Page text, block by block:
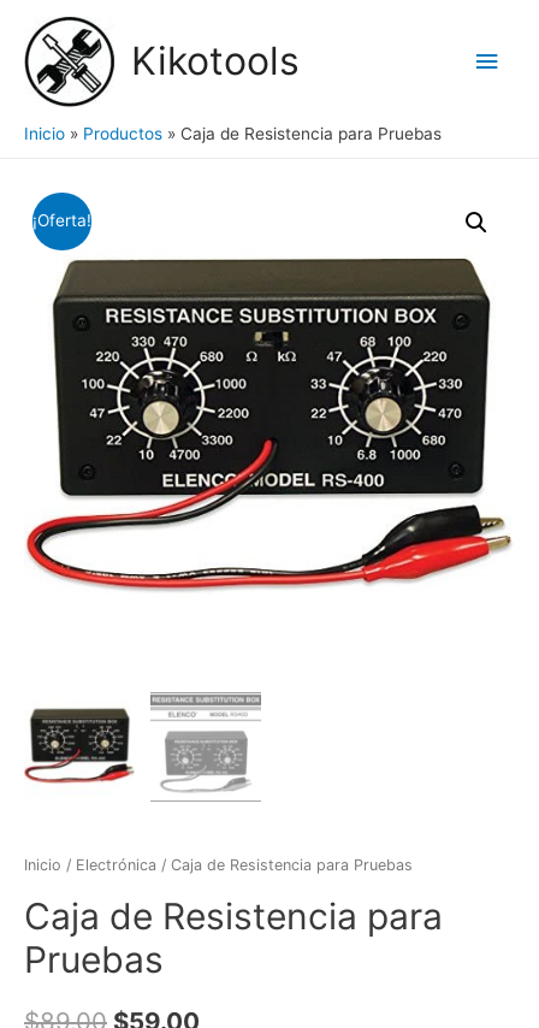
contenido
Kikotools
Inicio Productos Caja de Resistencia para Pruebas
¡Oferta!
Inicio / Electrónica / Caja de Resistencia para Pruebas
Caja de Resistencia para
Pruebas
$89.00 $59.00